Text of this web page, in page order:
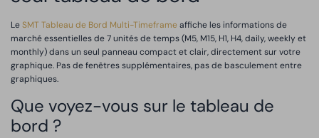
LeSMT Tableau de Bord Multi-Timeframeaffiche les informations de
marché essentielles de 7 unités de temps (M5, M15, H1, H4, daily, weekly et
monthly) dans un seul panneau compact et clair, directement sur votre
graphique. Pas de fenêtres supplémentaires, pas de basculement entre
graphiques.
Que voyez-vous sur le tableau de
bord ?